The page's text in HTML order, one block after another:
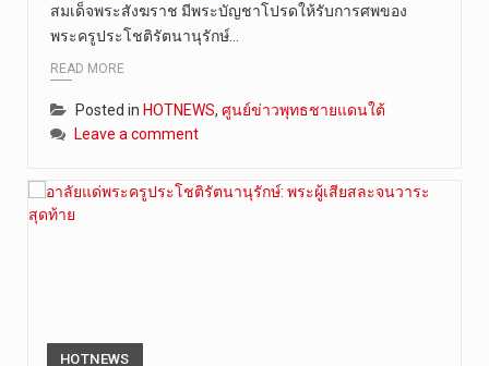
สมเด็จพระสังฆราช มีพระบัญชาโปรดให้รับการศพของ
พระครูประโชติรัตนานุรักษ์…
READ MORE
Posted in HOTNEWS, ศูนย์ข่าวพุทธชายแดนใต้
Leave a comment
HOTNEWS